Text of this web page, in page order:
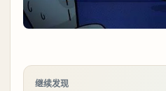
继续发现